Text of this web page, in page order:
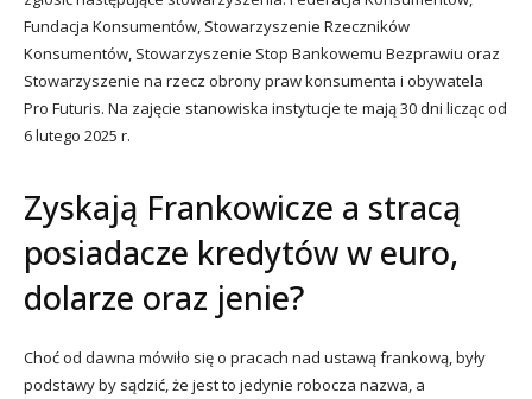
Fundacja Konsumentów, Stowarzyszenie Rzeczników
Konsumentów, Stowarzyszenie Stop Bankowemu Bezprawiu oraz
Stowarzyszenie na rzecz obrony praw konsumenta i obywatela
Pro Futuris. Na zajęcie stanowiska instytucje te mają 30 dni licząc od
6 lutego 2025 r.
Zyskają Frankowicze a stracą
posiadacze kredytów w euro,
dolarze oraz jenie?
Choć od dawna mówiło się o pracach nad ustawą frankową, były
podstawy by sądzić, że jest to jedynie robocza nazwa, a